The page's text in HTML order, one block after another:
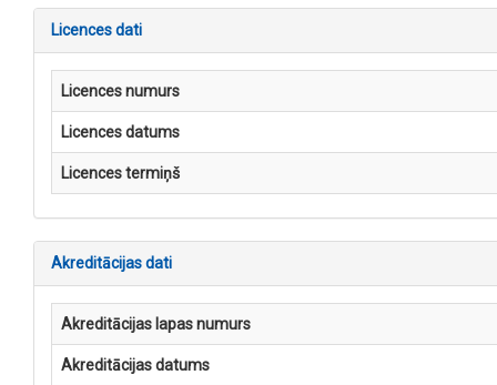
Licences dati
Licences numurs
Licences datums
Licences termiņš
Akreditācijas dati
Akreditācijas lapas numurs
Akreditācijas datums